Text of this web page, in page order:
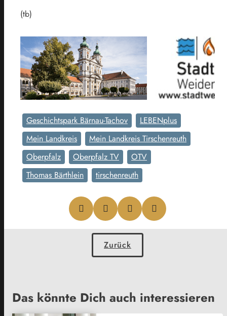
(tb)
Geschichtspark Bärnau-Tachov
LEBENplus
Mein Landkreis
Mein Landkreis Tirschenreuth
Oberpfalz
Oberpfalz TV
OTV
Thomas Bärthlein
tirschenreuth
Zurück
Das könnte Dich auch interessieren